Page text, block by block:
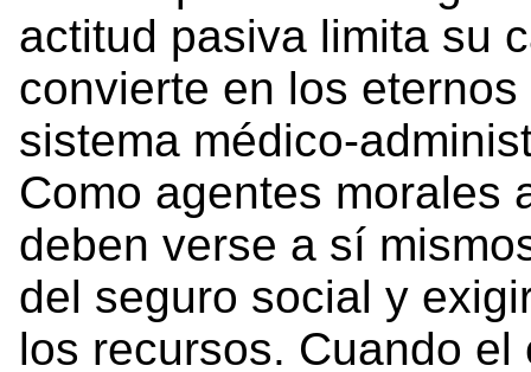
actitud pasiva limita su
convierte en los
sistema médico-
Como agentes morales
deben verse a sí
del seguro social y
los recursos. Cuando